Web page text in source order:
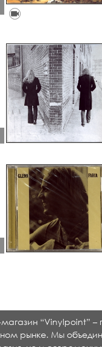
videocam
магазин “Vinylpoint”
рынке. Мы